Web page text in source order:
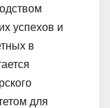
успехов и
в
для